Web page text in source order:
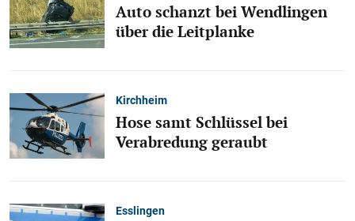
Auto schanzt bei Wendlingen
über die Leitplanke
Kirchheim
Hose samt Schlüssel bei
Verabredung geraubt
Esslingen